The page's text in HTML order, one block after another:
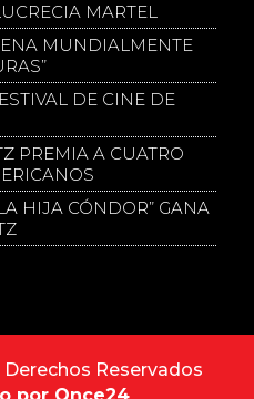
MARTEL
MUNDIALMENTE
DE CINE DE
PREMIA A CUATRO
HIJA CÓNDOR” GANA
Derechos Reservados